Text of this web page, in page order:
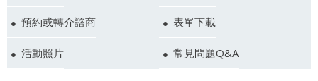
預約或轉介諮商 表單下載
活動照片 常見問題Q&A